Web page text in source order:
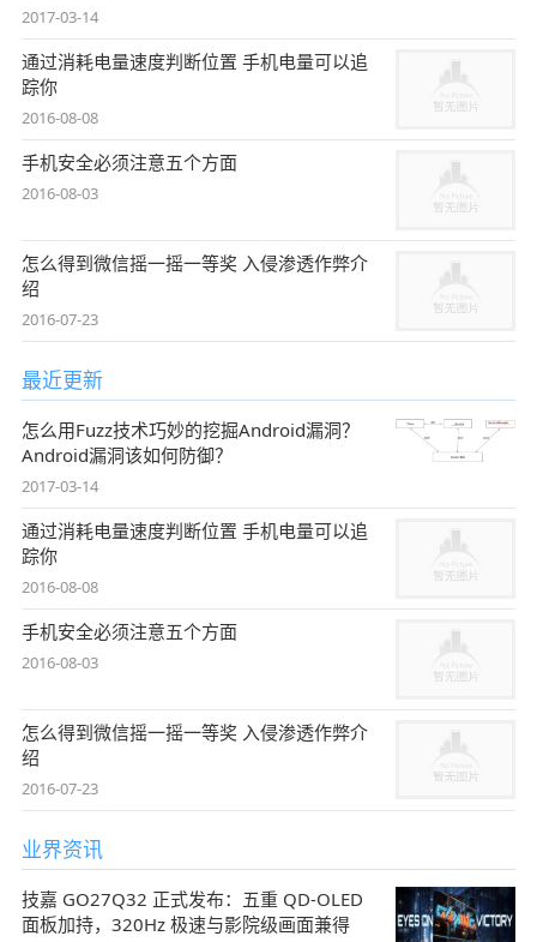
2017-03-14
通过消耗电量速度判断位置 手机电量可以追
踪你
2016-08-08
手机安全必须注意五个方面
2016-08-03
怎么得到微信摇一摇一等奖 入侵渗透作弊介
绍
2016-07-23
最近更新
怎么用Fuzz技术巧妙的挖掘Android漏洞？
Android漏洞该如何防御？
2017-03-14
通过消耗电量速度判断位置 手机电量可以追
踪你
2016-08-08
手机安全必须注意五个方面
2016-08-03
怎么得到微信摇一摇一等奖 入侵渗透作弊介
绍
2016-07-23
业界资讯
技嘉 GO27Q32 正式发布：五重 QD-OLED
面板加持，320Hz 极速与影院级画面兼得